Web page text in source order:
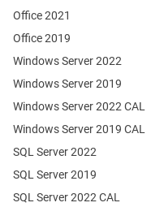
Office 2021
Office 2019
Windows Server 2022
Windows Server 2019
SQL Server 2022
SQL Server 2019
Windows Server 2022 CAL
Windows Server 2019 CAL
SQL Server 2022 CAL